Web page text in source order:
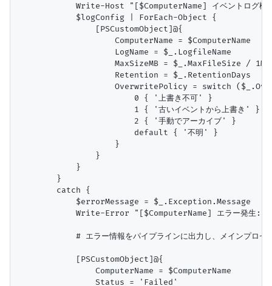
Write-Host "[$ComputerName] イベントログ構
            $logConfig | ForEach-Object {
                [PSCustomObject]@{
                    ComputerName = $ComputerName
                    LogName = $_.LogfileName
                    MaxSizeMB = $_.MaxFileSize / 1MB
                    Retention = $_.RetentionDays
OverwritePolicy = switch
                        0 { '上書き不可' }
                        1 { '古いイベントから上書き' }
                        2 { '手動でアーカイブ' }
                        default { '不明' }
                    }
                }
            }
        }
        catch {
            $errorMessage = $_.Exception.Message
Write-Error "[$ComputerName] エラー発生:
# エラー情報をパイプラインに出力し、メインプロセ
            [PSCustomObject]@{
                ComputerName = $ComputerName
                Status = 'Failed'